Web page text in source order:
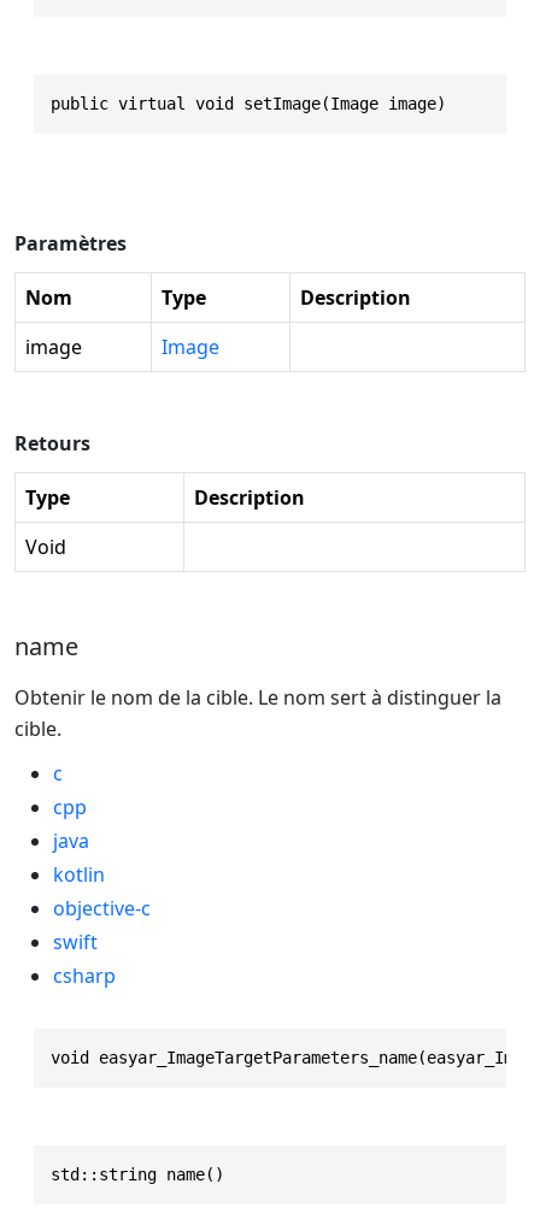
public virtual void setImage(Image image)
Paramètres
Nom Type
Description
image
Image
Retours
Type
Description
Void
name
Obtenir le nom de la cible. Le nom sert à distinguer la
cible.
c
cpp
java
kotlin
objective-c
swift
csharp
void
std::string name()